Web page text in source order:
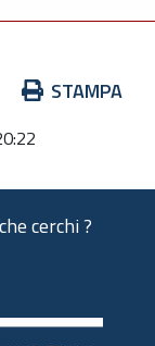
STAMPA
cerchi ?